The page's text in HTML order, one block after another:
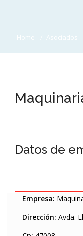
Home Asociados
Datos de
Empresa:
Dirección: Avda.